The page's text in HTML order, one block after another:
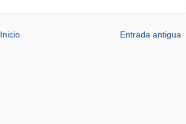
Entrada antigua
Inicio